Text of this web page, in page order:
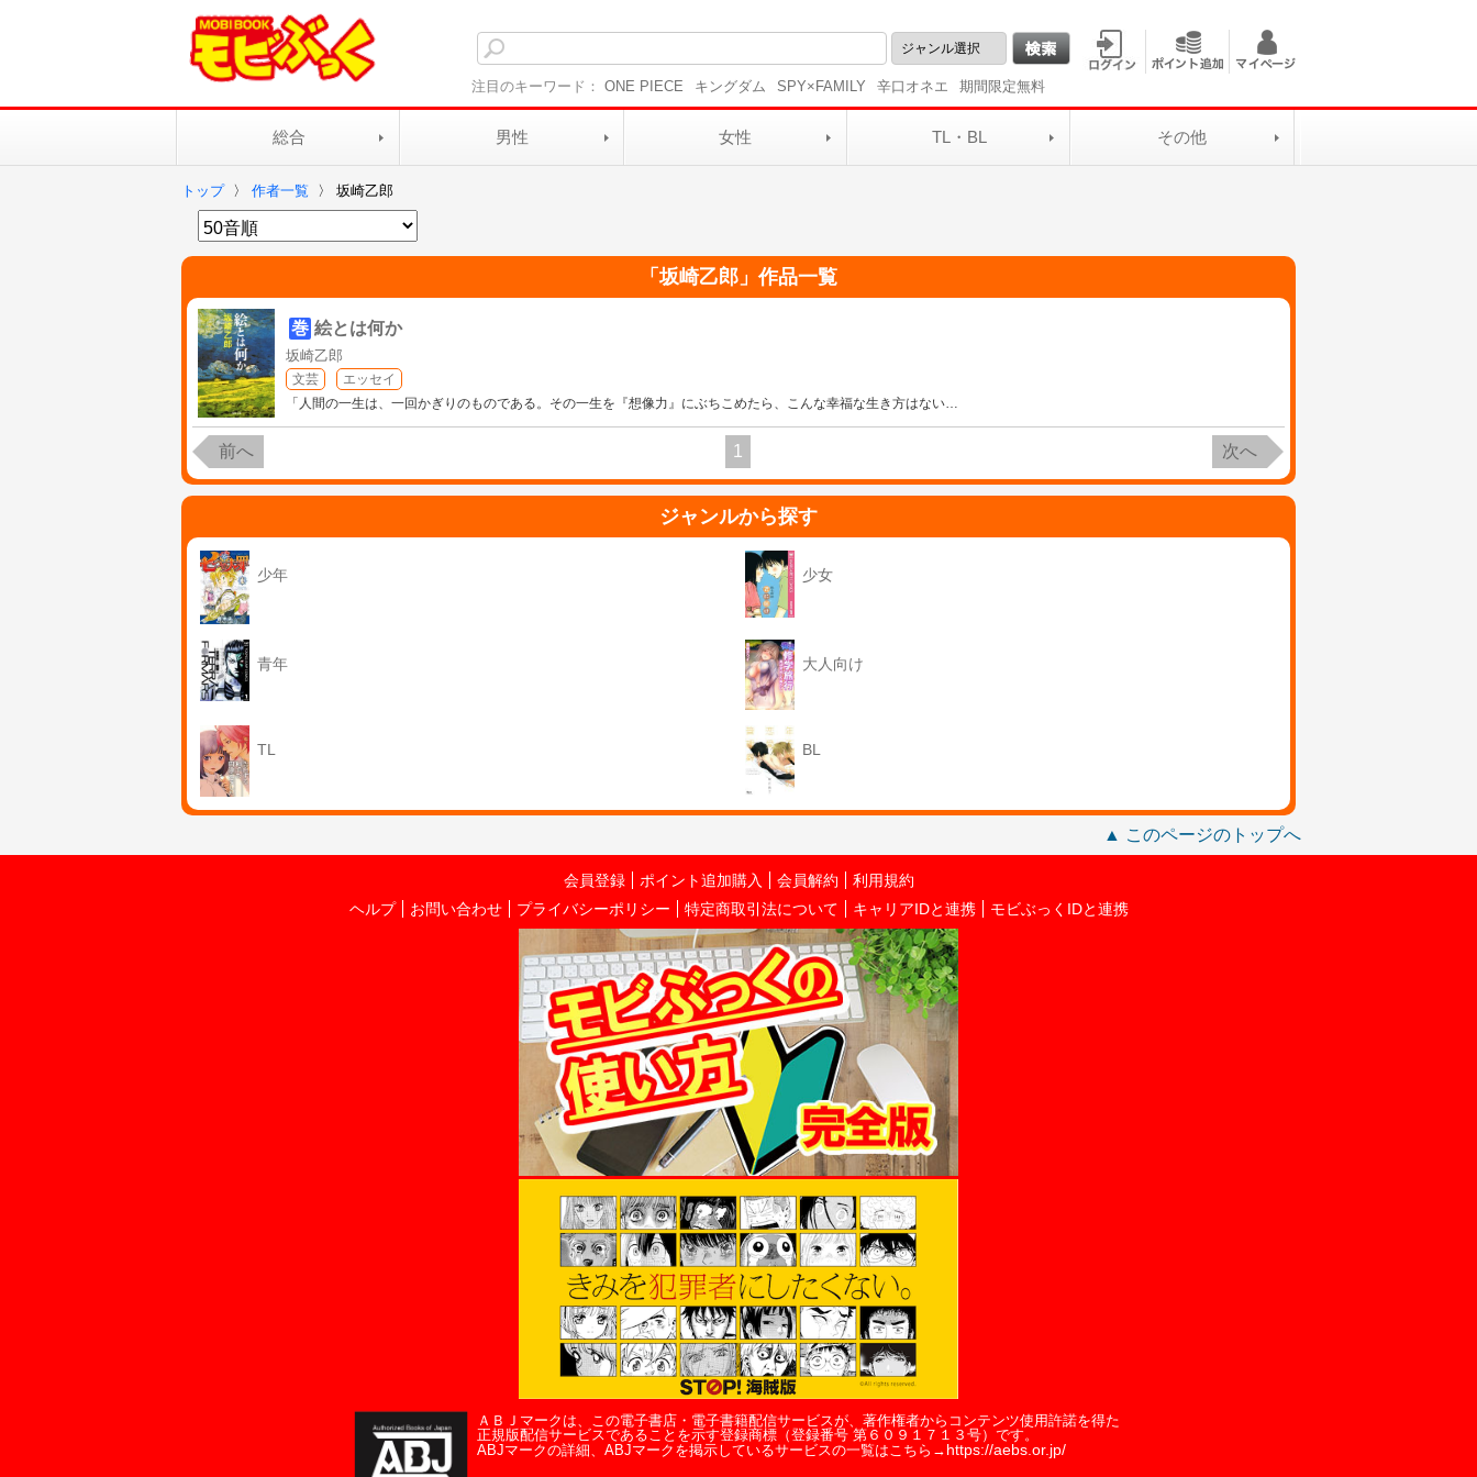
注目のキーワード： ONE PIECE キングダム SPY×FAMILY 辛口オネエ 期間限定無料
総合 男性 女性 TL・BL その他
トップ 〉 作者一覧 〉 坂崎乙郎
「坂崎乙郎」作品一覧
巻 絵とは何か
坂崎乙郎
文芸
エッセイ
「人間の一生は、一回かぎりのものである。その一生を『想像力』にぶちこめたら、こんな幸福な生き方はない…
前へ 1 次へ
ジャンルから探す
少年 少女
青年 大人向け
TL BL
▲ このページのトップへ
会員登録 ポイント追加購入 会員解約
利用規約
ヘルプ
お問い合わせ プライバシーポリシー 特定商取引法について キャリアIDと連携 モビぶっくIDと連携
ＡＢＪマークは、この電子書店・電子書籍配信サービスが、著作権者からコンテンツ使用許諾を得た
正規版配信サービスであることを示す登録商標（登録番号 第６０９１７１３号）です。
ABJマークの詳細、ABJマークを掲示しているサービスの一覧はこちら→ https://aebs.or.jp/